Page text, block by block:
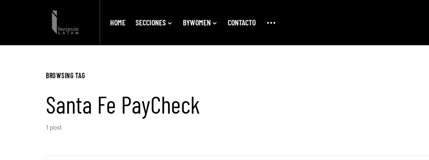
HOME SECCIONES BYWOMEN CONTACTO
BROWSING TAG
Santa Fe PayCheck
1 post